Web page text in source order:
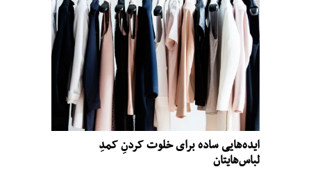
ایده‌هایی ساده برای خلوت کردنِ کمدِ
لباس‌هایتان